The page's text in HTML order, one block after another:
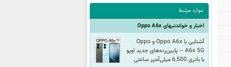
موارد مرتبط
اخبار و خواندنیهای Oppo A6x
آشنایی با Oppo A6x و Oppo
A6x 5G – پایین‌رده‌های جدید اوپو
با باتری 6,500 میلی‌آمپر ساعتی